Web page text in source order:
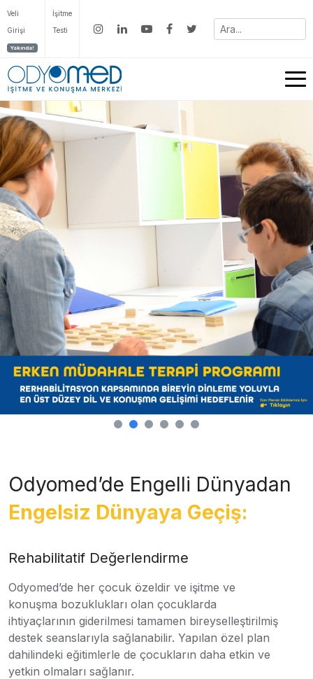
Veli
Girişi
Yakında!
İşitme
Testi
Odyomed’de Engelli Dünyadan
Engelsiz Dünyaya Geçiş:
Rehabilitatif Değerlendirme
Odyomed’de her çocuk özeldir ve işitme ve
konuşma bozuklukları olan çocuklarda
ihtiyaçlarının giderilmesi tamamen bireyselleştirilmiş
destek seanslarıyla sağlanabilir. Yapılan özel plan
dahilindeki eğitimlerle de çocukların daha etkin ve
yetkin olmaları sağlanır.